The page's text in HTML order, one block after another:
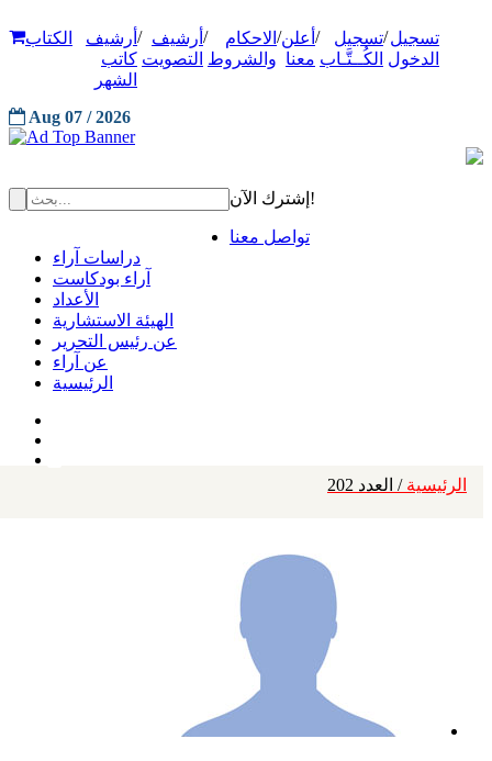
تسجيل
الدخول
/تسجيل
الكُــتَّـاب
/ أعلن
معنا
/ الاحكام
والشروط
/ أرشيف
التصويت
/ أرشيف
كاتب
الشهر
الكتاب
Aug 07 / 2026
إشترك الآن!
تواصل معنا
دراسات آراء
آراء بودكاست
الأعداد
الهيئة الاستشارية
عن رئيس التحرير
عن آراء
الرئيسية
الرئيسية / العدد 202